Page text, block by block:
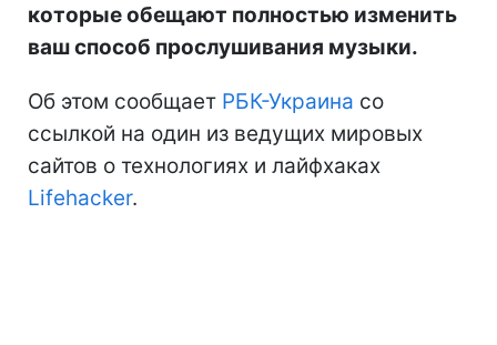
которые обещают полностью изменить
ваш способ прослушивания музыки.
Об этом сообщает РБК-Украина со
ссылкой на один из ведущих мировых
сайтов о технологиях и лайфхаках
Lifehacker.